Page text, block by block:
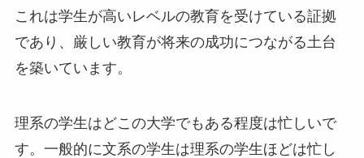
これは学生が高いレベルの教育を受けている証拠
であり、厳しい教育が将来の成功につながる土台
を築いています。
理系の学生はどこの大学でもある程度は忙しいで
す。一般的に文系の学生は理系の学生ほどは忙し